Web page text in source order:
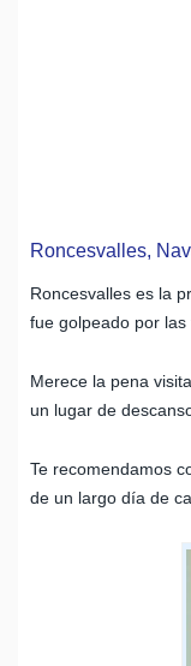
Roncesvalles,
Roncesvalles es la
fue golpeado por las
Merece la pena
un lugar de
Te recomendamos
de un largo día de